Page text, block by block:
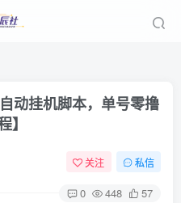
动挂机脚本，单号零撸
】
关注 私信
0 448 57